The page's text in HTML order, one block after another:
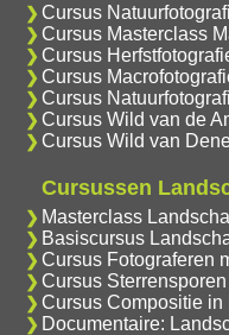
Cursus
Cursus Masterclass
Cursus
Cursus
Cursus
Cursus Wild van de
Cursus Wild van
Cursussen
Masterclass
Basiscursus
Cursus Fotograferen
Cursus
Cursus Compositie
Documentaire: